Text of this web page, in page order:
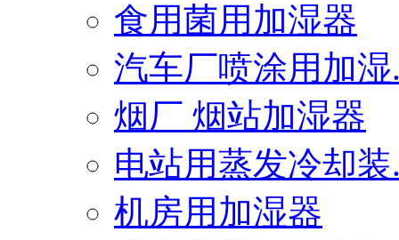
食用菌用加湿器
汽车厂喷涂用加湿
烟厂 烟站加湿器
电站用蒸发冷却装
机房用加湿器